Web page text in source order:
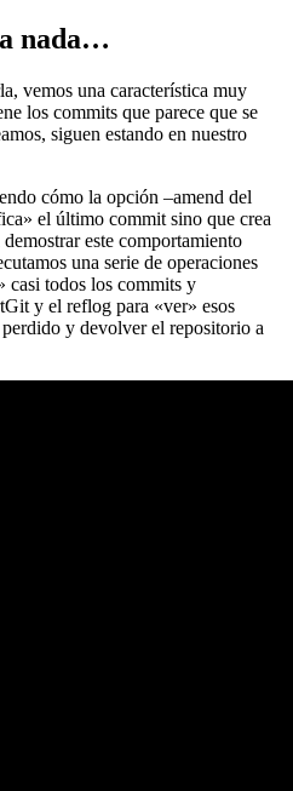
nada…
vemos una característica muy
los commits que parece que se
siguen estando en nuestro
cómo la opción –amend del
el último commit sino que crea
este comportamiento
una serie de operaciones
casi todos los commits y
y el reflog para «ver» esos
y devolver el repositorio a